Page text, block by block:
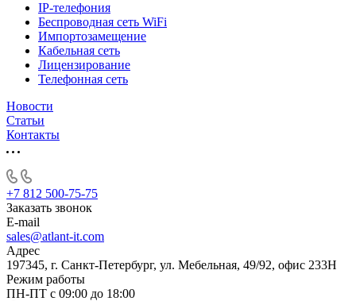
IP-телефония
Беспроводная сеть WiFi
Импортозамещение
Кабельная сеть
Лицензирование
Телефонная сеть
Новости
Статьи
Контакты
+7 812 500-75-75
Заказать звонок
E-mail
sales@atlant-it.com
Адрес
197345, г. Санкт-Петербург, ул. Мебельная, 49/92, офис 233Н
Режим работы
ПН-ПТ с 09:00 до 18:00